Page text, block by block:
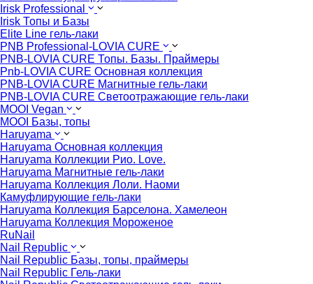
Irisk Professional
Irisk Топы и Базы
Elite Line гель-лаки
PNB Professional-LOVIA CURE
PNB-LOVIA CURE Топы. Базы. Праймеры
Pnb-LOVIA CURE Основная коллекция
PNB-LOVIA CURE Магнитные гель-лаки
PNB-LOVIA CURE Cветоотражающие гель-лаки
MOOI Vegan
MOOI Базы, топы
Haruyama
Haruyama Основная коллекция
Haruyama Коллекции Рио. Love.
Haruyama Магнитные гель-лаки
Haruyama Коллекция Лоли. Наоми
Камуфлирующие гель-лаки
Haruyama Коллекция Барселона. Хамелеон
Haruyama Коллекция Мороженое
RuNail
Nail Republic
Nail Republic Базы, топы, праймеры
Nail Republic Гель-лаки